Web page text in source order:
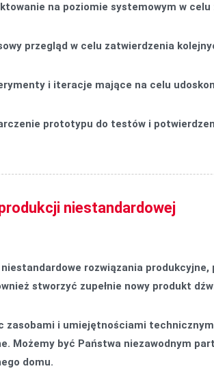
na poziomie systemowym w
przegląd w celu zatwierdzenia
i iteracje mające na celu
prototypu do testów i
niestandardowej
rozwiązania
stworzyć zupełnie nowy produkt
zasobami i umiejętnościami
Możemy być Państwa niezawodnym
domu.